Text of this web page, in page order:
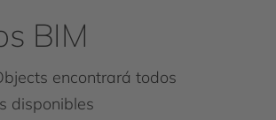
BIM
encontrará todos
disponibles